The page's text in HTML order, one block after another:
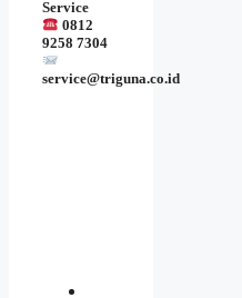
Service
0812
9258 7304
service@triguna.co.id